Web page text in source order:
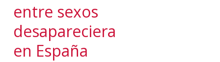
entre sexos
desapareciera
en España